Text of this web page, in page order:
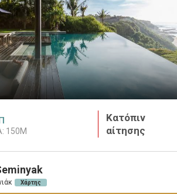
150M
Κατόπιν
αίτησης
Χάρτης